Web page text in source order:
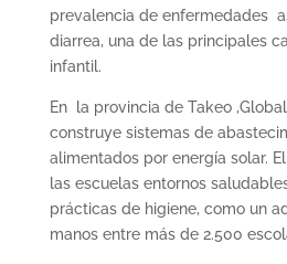
prevalencia de enfermedades
diarrea, una de las principales
infantil.
En la provincia de Takeo
construye sistemas de
alimentados por energía solar.
las escuelas entornos
prácticas de higiene, como un
manos entre más de 2.500